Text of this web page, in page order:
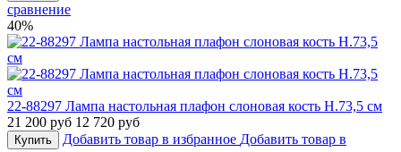
сравнение
40%
22-88297 Лампа настольная плафон слоновая кость Н.73,5 см
21 200 руб 12 720 руб
Купить Добавить товар в избранное Добавить товар в